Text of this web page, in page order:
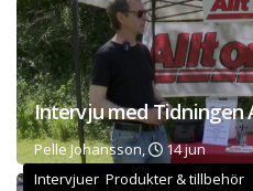
Intervju med Tidningen
Pelle Johansson,
14 jun
Intervjuer Produkter & tillbehör